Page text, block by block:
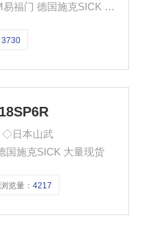
福门 德国施克SICK 大量
3730
◇日本山武
国施克SICK 大量现货
浏览量：4217